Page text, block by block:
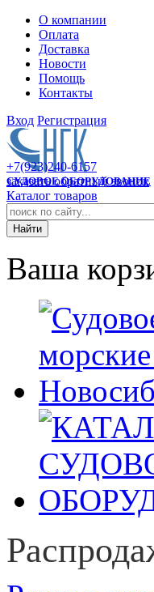
О компании
Оплата
Доставка
Новости
Помощь
Контакты
Вход Регистрация
СУДОВОЕ ОБОРУДОВАНИЕ
+7(923)240-6157
заказать обратный звонок
Каталог товаров
Ваша